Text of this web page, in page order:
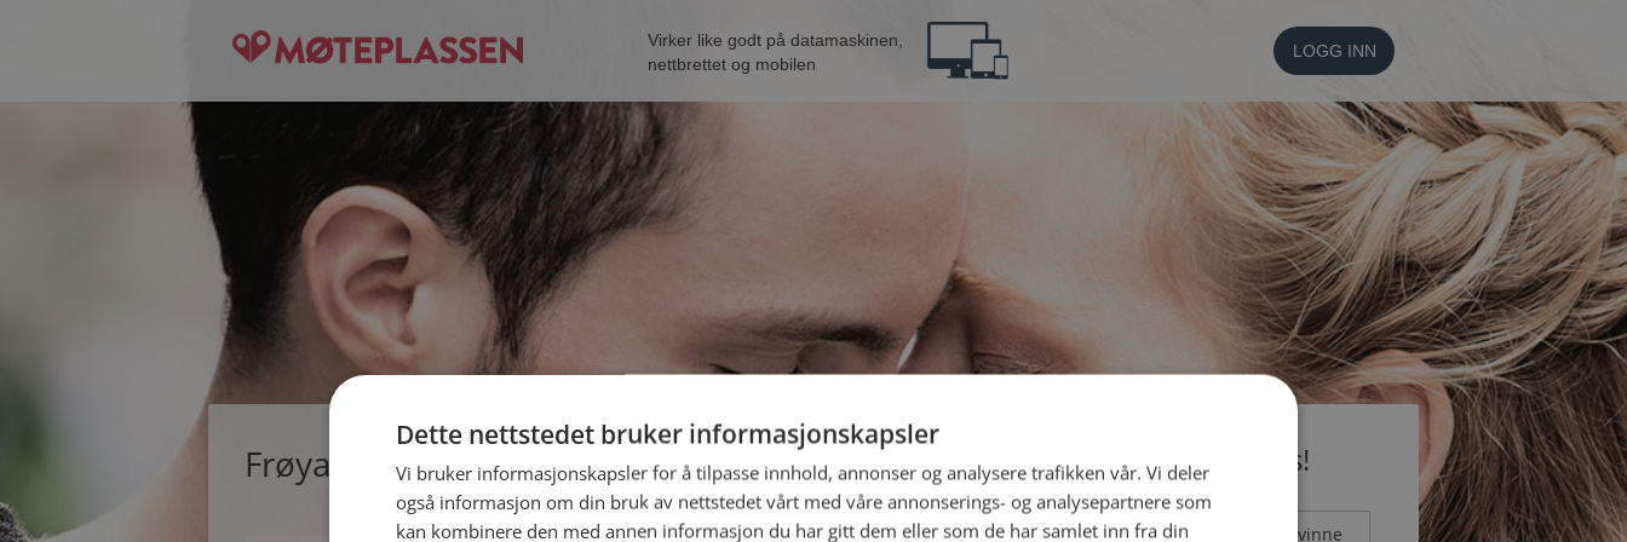
Virker like godt på datamaskinen,
nettbrettet og mobilen
LOGG INN
Frøya, single kvinne fra Vinje Bli medlem gratis!
Jeg er en: Mann Kvinne
Dette nettstedet bruker informasjonskapsler
Vi bruker informasjonskapsler for å tilpasse innhold, annonser og analysere trafikken vår. Vi deler
også informasjon om din bruk av nettstedet vårt med våre annonserings- og analysepartnere som
kan kombinere den med annen informasjon du har gitt dem eller som de har samlet inn fra din